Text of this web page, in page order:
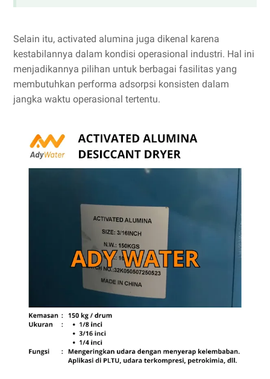
Selain itu, activated alumina juga dikenal karena
kestabilannya dalam kondisi operasional industri. Hal ini
menjadikannya pilihan untuk berbagai fasilitas yang
membutuhkan performa adsorpsi konsisten dalam
jangka waktu operasional tertentu.